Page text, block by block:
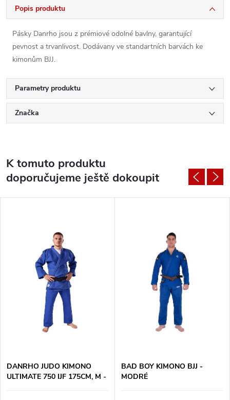
Popis produktu
Pásky Danrho jsou z prémiové odolné bavlny, garantující
pevnost a trvanlivost. Dodávany ve standartních barvách ke
kimonům BJJ.
Parametry produktu
Značka
K tomuto produktu
doporučujeme ještě dokoupit
DANRHO JUDO KIMONO
ULTIMATE 750 IJF 175CM, M -
BAD BOY KIMONO BJJ -
MODRÉ